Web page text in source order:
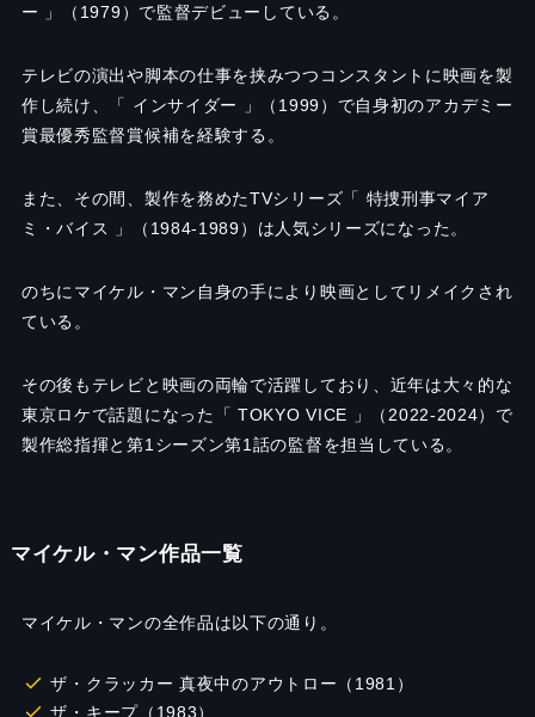
ー 」（1979）で監督デビューしている。
テレビの演出や脚本の仕事を挟みつつコンスタントに映画を製
作し続け、「 インサイダー 」（1999）で自身初のアカデミー
賞最優秀監督賞候補を経験する。
また、その間、製作を務めたTVシリーズ「 特捜刑事マイア
ミ・バイス 」（1984-1989）は人気シリーズになった。
のちにマイケル・マン自身の手により映画としてリメイクされ
ている。
その後もテレビと映画の両輪で活躍しており、近年は大々的な
東京ロケで話題になった「 TOKYO VICE 」（2022-2024）で
製作総指揮と第1シーズン第1話の監督を担当している。
マイケル・マン作品一覧
マイケル・マンの全作品は以下の通り。
ザ・クラッカー 真夜中のアウトロー（1981）
ザ・キープ（1983）